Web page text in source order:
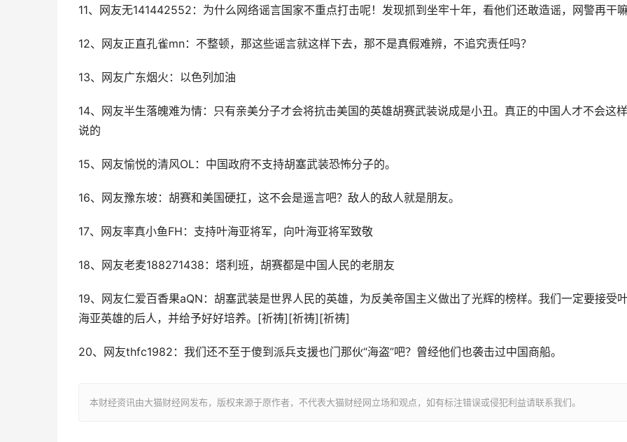
11、网友无141442552：为什么网络谣言国家不重点打击呢！发现抓到坐牢十年，看他们还敢造谣，网警再干
12、网友正直孔雀mn：不整顿，那这些谣言就这样下去，那不是真假难辨，不追究责任吗？
13、网友广东烟火：以色列加油
14、网友半生落魄难为情：只有亲美分子才会将抗击美国的英雄胡赛武装说成是小丑。真正的中国人才不会这样
说的
15、网友愉悦的清风OL：中国政府不支持胡塞武装恐怖分子的。
16、网友豫东坡：胡赛和美国硬扛，这不会是遥言吧？敌人的敌人就是朋友。
17、网友率真小鱼FH：支持叶海亚将军，向叶海亚将军致敬
18、网友老麦188271438：塔利班，胡赛都是中国人民的老朋友
19、网友仁爱百香果aQN：胡塞武装是世界人民的英雄，为反美帝国主义做出了光辉的榜样。我们一定要接受
海亚英雄的后人，并给予好好培养。[祈祷][祈祷][祈祷]
20、网友thfc1982：我们还不至于傻到派兵支援也门那伙“海盗”吧？曾经他们也袭击过中国商船。
本财经资讯由大猫财经网发布，版权来源于原作者，不代表大猫财经网立场和观点，如有标注错误或侵犯利益请联系我们。